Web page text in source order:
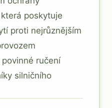
poskytuje
proti nejrůznějším
ručení
silničního